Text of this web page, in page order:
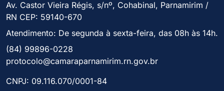
Av. Castor Vieira Régis, s/nº, Cohabinal, Parnamirim /
RN CEP: 59140-670
Atendimento: De segunda à sexta-feira, das 08h às 14h.
(84) 99896-0228
protocolo@camaraparnamirim.rn.gov.br
CNPJ: 09.116.070/0001-84